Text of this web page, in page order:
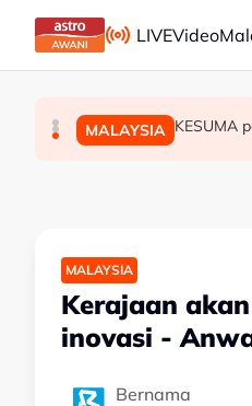
Skip to main content
LIVEVideo
MALAYSIA PDRM
MALAYSIA Isu
MALAYSIA KESUMA
MALAYSIA
Kerajaan
inovasi -
Bernama